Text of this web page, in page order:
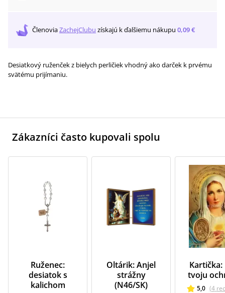
ČlenoviaZachejClubu získajú k ďalšiemu nákupu 0,09 €
Desiatkový ruženček z bielych perličiek vhodný ako darček k prvému
svätému prijímaniu.
Zákazníci často kupovali spolu
Ruženec:
desiatok s
kalichom
Oltárik: Anjel
strážny
(N46/SK)
Kartička:
tvoju
5,0 (4